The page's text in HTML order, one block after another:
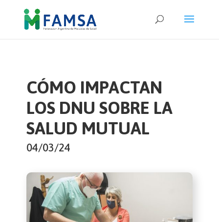
CÓMO IMPACTAN
LOS DNU SOBRE LA
SALUD MUTUAL
04/03/24